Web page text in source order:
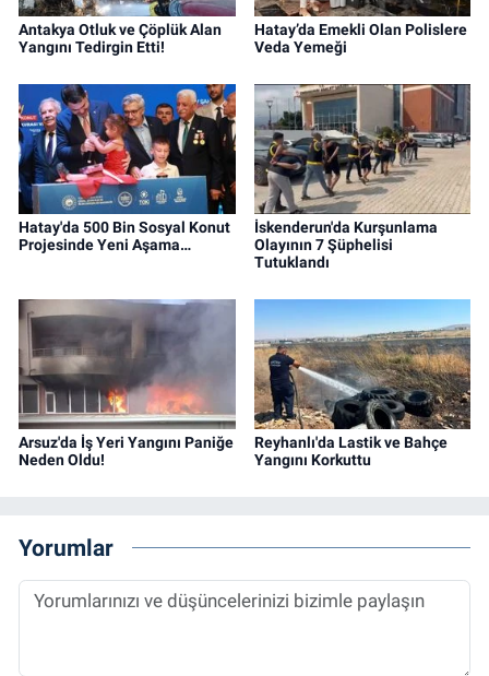
Antakya Otluk ve Çöplük Alan
Yangını Tedirgin Etti!
Hatay’da Emekli Olan Polislere
Veda Yemeği
Hatay'da 500 Bin Sosyal Konut
Projesinde Yeni Aşama…
İskenderun'da Kurşunlama
Olayının 7 Şüphelisi
Tutuklandı
Arsuz'da İş Yeri Yangını Paniğe
Neden Oldu!
Reyhanlı'da Lastik ve Bahçe
Yangını Korkuttu
Yorumlar